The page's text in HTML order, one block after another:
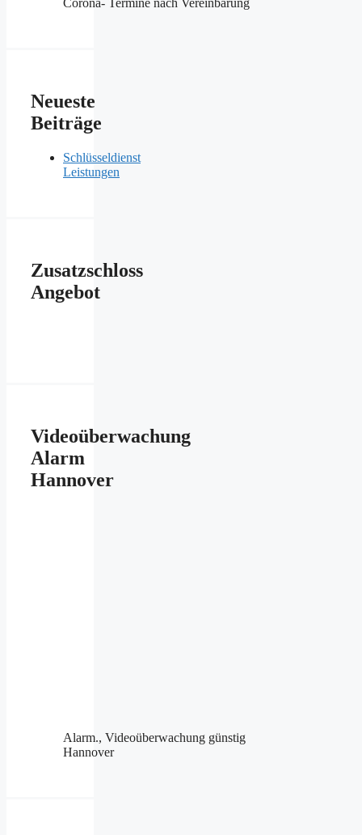
Corona- Termine nach Vereinbarung
Neueste
Beiträge
Schlüsseldienst
Leistungen
Zusatzschloss
Angebot
Videoüberwachung
Alarm
Hannover
Alarm., Videoüberwachung günstig
Hannover